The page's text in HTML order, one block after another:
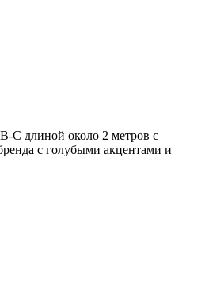
C длиной около 2 метров с
с голубыми акцентами и